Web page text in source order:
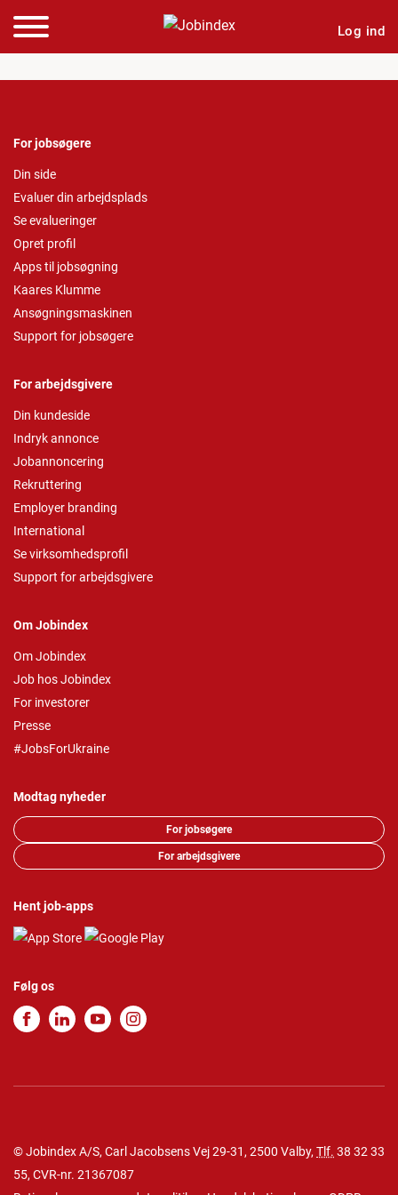
Log ind
For jobsøgere
Din side
Evaluer din arbejdsplads
Se evalueringer
Opret profil
Apps til jobsøgning
Kaares Klumme
Ansøgningsmaskinen
Support for jobsøgere
For arbejdsgivere
Din kundeside
Indryk annonce
Jobannoncering
Rekruttering
Employer branding
International
Se virksomhedsprofil
Support for arbejdsgivere
Om Jobindex
Om Jobindex
Job hos Jobindex
For investorer
Presse
#JobsForUkraine
Modtag nyheder
For jobsøgere
For arbejdsgivere
Hent job-apps
Følg os
© Jobindex A/S, Carl Jacobsens Vej 29-31, 2500 Valby, Tlf. 38 32 33
55, CVR-nr. 21367087